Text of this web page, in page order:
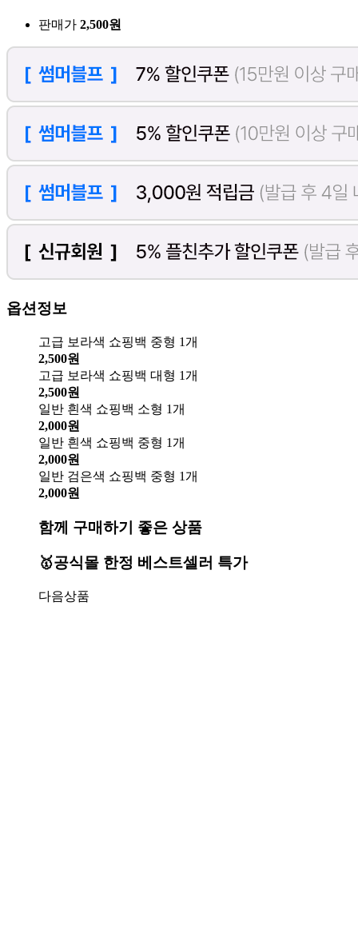
판매가 2,500원
옵션정보
고급 보라색 쇼핑백 중형 1개
2,500원
고급 보라색 쇼핑백 대형 1개
2,500원
일반 흰색 쇼핑백 소형 1개
2,000원
일반 흰색 쇼핑백 중형 1개
2,000원
일반 검은색 쇼핑백 중형 1개
2,000원
함께 구매하기 좋은 상품
🥇공식몰 한정 베스트셀러 특가
다음상품